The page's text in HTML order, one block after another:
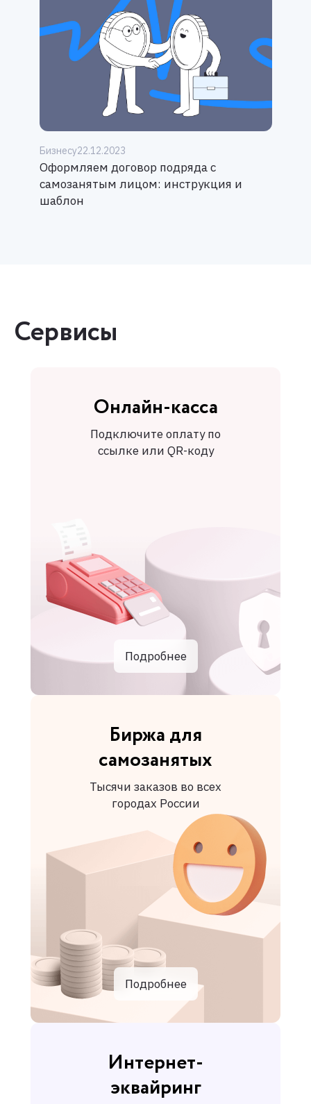
Бизнесу22.12.2023
Оформляем договор подряда с
самозанятым лицом: инструкция и
шаблон
Сервисы
Онлайн-касса
Подключите оплату по
ссылке или QR-коду
Подробнее
Биржа для
самозанятых
Тысячи заказов во всех
городах России
Подробнее
Интернет-
эквайринг